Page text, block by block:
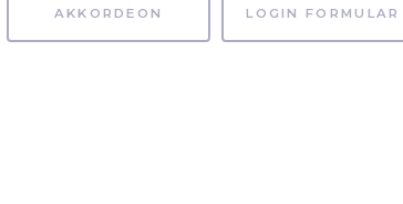
AKKORDEON LOGIN FORMULAR